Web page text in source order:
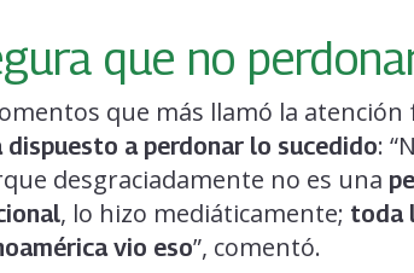
que no
que más llamó la atención
dispuesto a perdonar lo sucedido:
desgraciadamente no es una
, lo hizo mediáticamente; toda
vio eso”, comentó.